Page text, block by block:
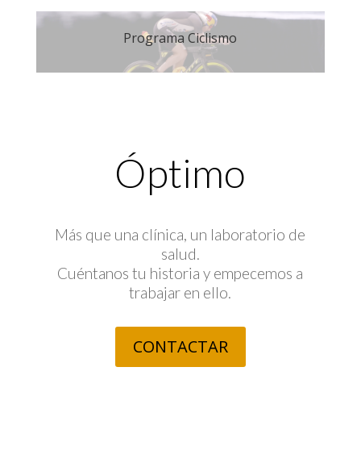
Programa Ciclismo
Óptimo
Más que una clínica, un laboratorio de
salud.
Cuéntanos tu historia y empecemos a
trabajar en ello.
CONTACTAR